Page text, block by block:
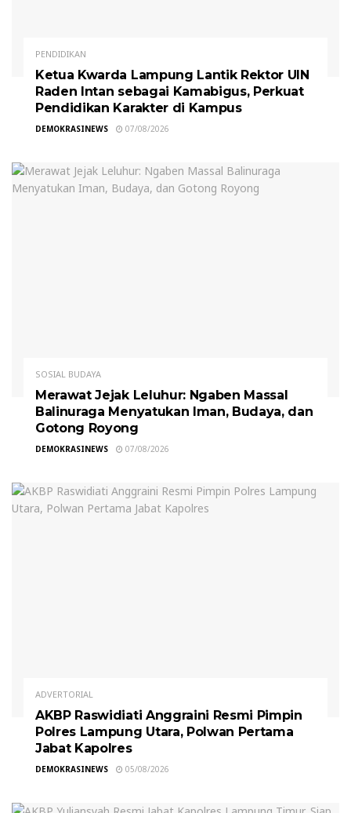
PENDIDIKAN
Ketua Kwarda Lampung Lantik Rektor UIN
Raden Intan sebagai Kamabigus, Perkuat
Pendidikan Karakter di Kampus
DEMOKRASINEWS 07/08/2026
SOSIAL BUDAYA
Merawat Jejak Leluhur: Ngaben Massal
Balinuraga Menyatukan Iman, Budaya, dan
Gotong Royong
DEMOKRASINEWS 07/08/2026
ADVERTORIAL
AKBP Raswidiati Anggraini Resmi Pimpin
Polres Lampung Utara, Polwan Pertama
Jabat Kapolres
DEMOKRASINEWS 05/08/2026